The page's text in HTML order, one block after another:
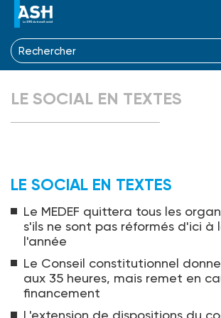
LE SOCIAL EN TEXTES
LE SOCIAL EN TEXTES
Le MEDEF quittera tous les
s'ils ne sont pas réformés d'ici à
l'année
Le Conseil constitutionnel
aux 35 heures, mais remet en
financement
L'extension de dispositions du